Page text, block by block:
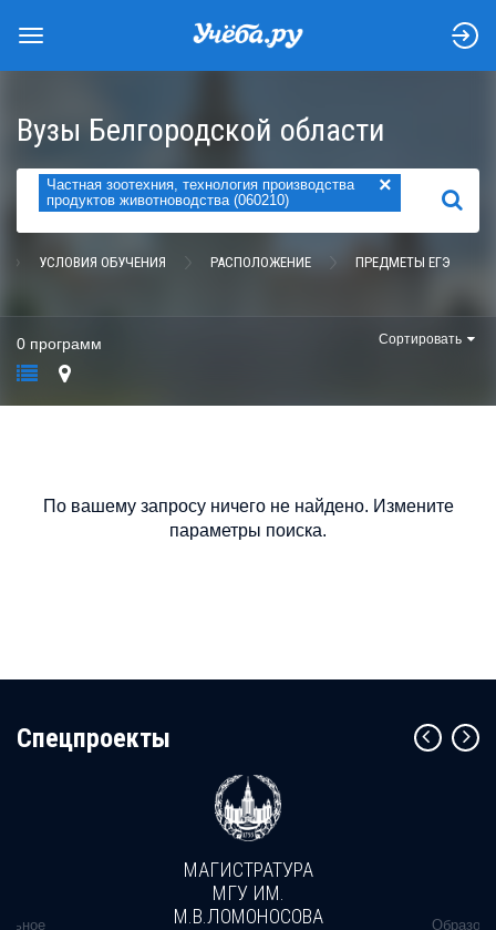
Вузы Белгородской области
Частная зоотехния, технология производства
продуктов животноводства (060210)
×
НАЙТИ
УСЛОВИЯ ОБУЧЕНИЯ РАСПОЛОЖЕНИЕ ПРЕДМЕТЫ ЕГЭ
0 программ Сортировать
По вашему запросу ничего не найдено. Измените
параметры поиска.
Cпецпроекты
МАГИСТРАТУРА
МГУ ИМ.
М.В.ЛОМОНОСОВА